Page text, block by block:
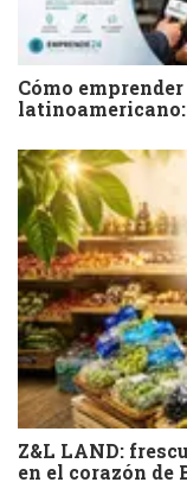
Cómo
Z&L LAND:
en el corazón de